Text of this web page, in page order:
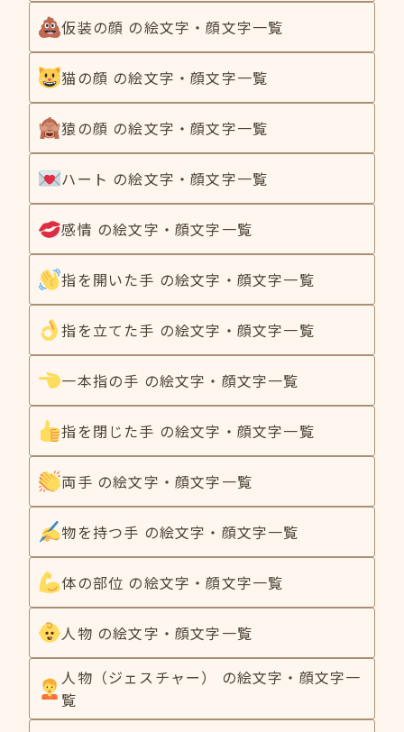
仮装の顔 の絵文字・顔文字一覧
猫の顔 の絵文字・顔文字一覧
猿の顔 の絵文字・顔文字一覧
ハート の絵文字・顔文字一覧
感情 の絵文字・顔文字一覧
指を開いた手 の絵文字・顔文字一覧
指を立てた手 の絵文字・顔文字一覧
一本指の手 の絵文字・顔文字一覧
指を閉じた手 の絵文字・顔文字一覧
両手 の絵文字・顔文字一覧
物を持つ手 の絵文字・顔文字一覧
体の部位 の絵文字・顔文字一覧
人物 の絵文字・顔文字一覧
人物（ジェスチャー） の絵文字・顔文字一
覧